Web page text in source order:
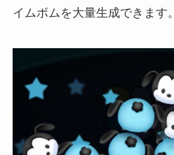
イムボムを大量生成できます。